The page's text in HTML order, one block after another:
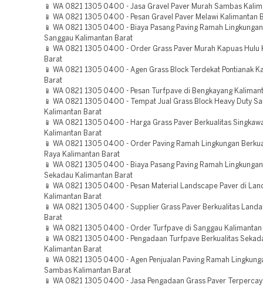
📱 WA 0821 1305 0400 - Jasa Gravel Paver Murah Sambas
📱 WA 0821 1305 0400 - Pesan Gravel Paver Melawi Kalimantan
📱 WA 0821 1305 0400 - Biaya Pasang Paving Ramah
Sanggau Kalimantan Barat
📱 WA 0821 1305 0400 - Order Grass Paver Murah Kapuas Hulu
Barat
📱 WA 0821 1305 0400 - Agen Grass Block Terdekat Pontianak
Barat
📱 WA 0821 1305 0400 - Pesan Turfpave di Bengkayang
📱 WA 0821 1305 0400 - Tempat Jual Grass Block Heavy Duty
Kalimantan Barat
📱 WA 0821 1305 0400 - Harga Grass Paver Berkualitas
Kalimantan Barat
📱 WA 0821 1305 0400 - Order Paving Ramah Lingkungan
Raya Kalimantan Barat
📱 WA 0821 1305 0400 - Biaya Pasang Paving Ramah
Sekadau Kalimantan Barat
📱 WA 0821 1305 0400 - Pesan Material Landscape Paver di
Kalimantan Barat
📱 WA 0821 1305 0400 - Supplier Grass Paver Berkualitas
Barat
📱 WA 0821 1305 0400 - Order Turfpave di Sanggau Kalimantan
📱 WA 0821 1305 0400 - Pengadaan Turfpave Berkualitas
Kalimantan Barat
📱 WA 0821 1305 0400 - Agen Penjualan Paving Ramah
Sambas Kalimantan Barat
📱 WA 0821 1305 0400 - Jasa Pengadaan Grass Paver